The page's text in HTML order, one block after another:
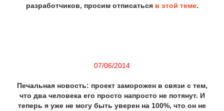
разработчиков, просим отписаться в этой теме.
07/06/2014
Печальная новость: проект заморожен в связи с тем,
что два человека его просто напросто не потянут. И
теперь я уже не могу быть уверен на 100%, что он не